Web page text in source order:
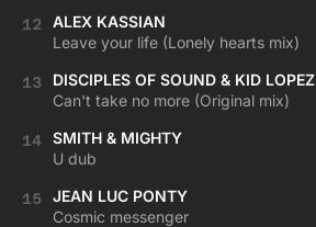
12
ALEX KASSIAN
Leave your life (Lonely hearts mix)
13
DISCIPLES OF SOUND & KID LOPEZ
Can't take no more (Original mix)
14
SMITH & MIGHTY
U dub
15
JEAN LUC PONTY
Cosmic messenger